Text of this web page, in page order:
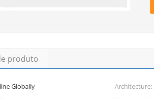
produto
Globally Architecture: